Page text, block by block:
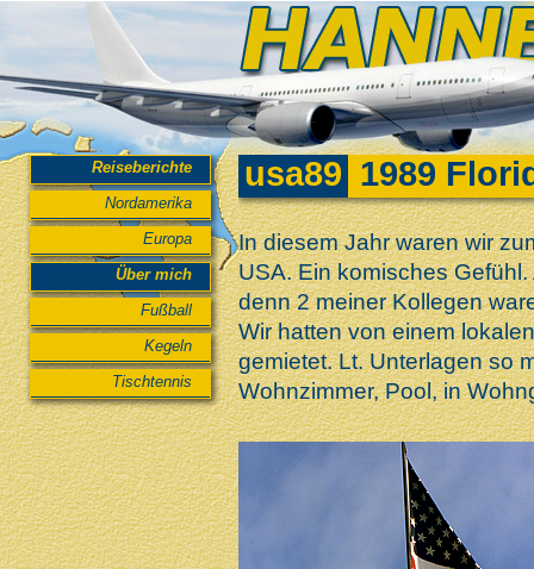
Reiseberichte
Nordamerika
Europa
Über mich
Fußball
Kegeln
Tischtennis
usa89 1989
In diesem Jahr waren wir
USA. Ein komisches
denn 2 meiner Kollegen
Wir hatten von einem
gemietet. Lt. Unterlagen so
Wohnzimmer, Pool, in